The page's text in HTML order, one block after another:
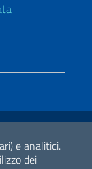
e analitici.
dei